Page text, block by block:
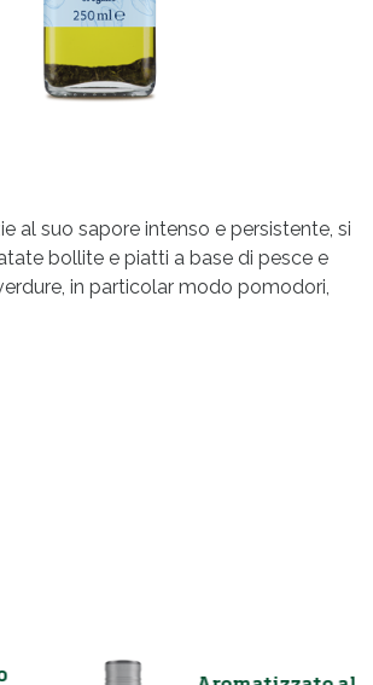
al suo sapore intenso e persistente, si
bollite e piatti a base di pesce e
in particolar modo pomodori,